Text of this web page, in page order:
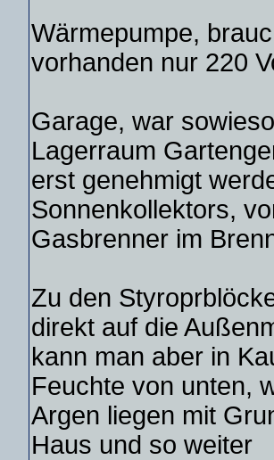
Wärmepumpe,
vorhanden nur 220
Garage, war
Lagerraum
erst genehmigt
Sonnenkollektors,
Gasbrenner im
Zu den
direkt auf die
kann man aber in
Feuchte von unten,
Argen liegen mit
Haus und so weiter